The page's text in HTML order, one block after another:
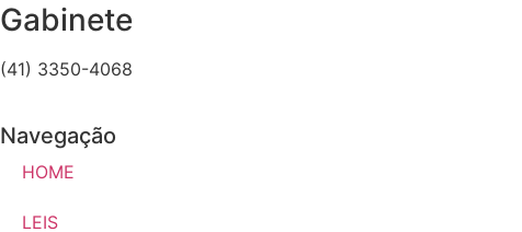
Gabinete
(41) 3350-4068
Navegação
HOME
LEIS